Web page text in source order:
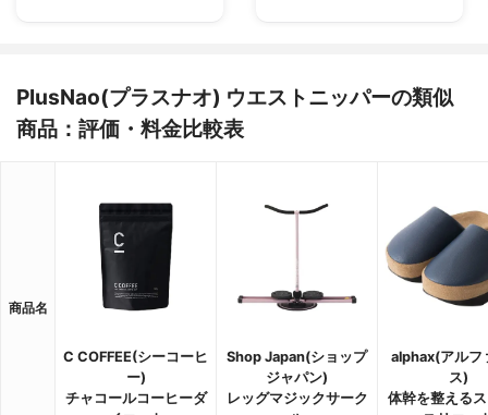
PlusNao(プラスナオ) ウエストニッパーの類似
商品：評価・料金比較表
商品名
C COFFEE(シーコーヒ
ー)
チャコールコーヒーダ
Shop Japan(ショップ
ジャパン)
レッグマジックサーク
alphax(アルフ
ス)
体幹を整える